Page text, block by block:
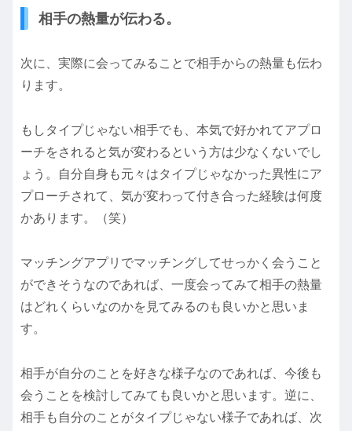
相手の熱量が伝わる。
次に、実際に会ってみることで相手からの熱量も伝わ
ります。
もしタイプじゃない相手でも、本気で好かれてアプロ
ーチをされると気が変わるという方は少なくないでし
ょう。自分自身も元々はタイプじゃなかった異性にア
プローチされて、気が変わって付き合った経験は何度
かあります。（笑）
マッチングアプリでマッチングしてせっかく会うこと
ができそうなのであれば、一度会ってみて相手の熱量
はどれくらいなのかを見てみるのも良いかと思いま
す。
相手が自分のことを好きな様子なのであれば、今後も
会うことを検討してみても良いかと思います。逆に、
相手も自分のことがタイプじゃない様子であれば、次